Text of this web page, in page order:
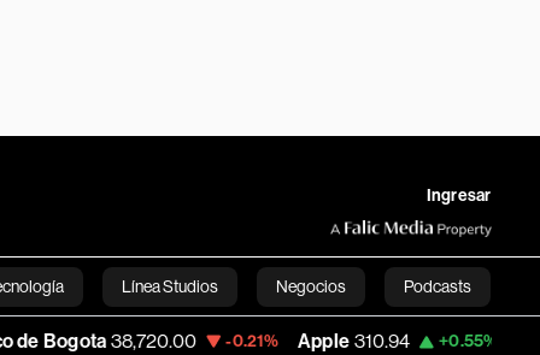
Ingresar
Línea Studios Negocios Podcasts
English
38,720.00 -0.21% Apple 310.94 +0.55% USD COP